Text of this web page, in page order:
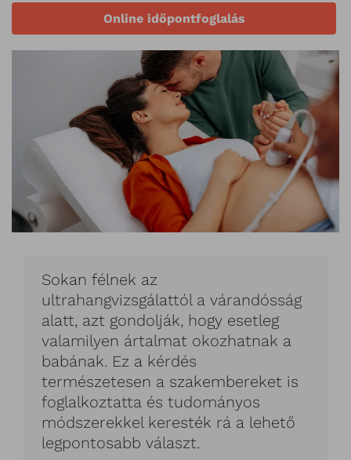
Online időpontfoglalás
Sokan félnek az
ultrahangvizsgálattól a várandósság
alatt, azt gondolják, hogy esetleg
valamilyen ártalmat okozhatnak a
babának. Ez a kérdés
természetesen a szakembereket is
foglalkoztatta és tudományos
módszerekkel keresték rá a lehető
legpontosabb választ.